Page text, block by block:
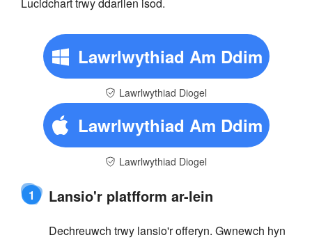
Lawrlwythiad Am Ddim
Lawrlwythiad Diogel
Lawrlwythiad Am Ddim
Lawrlwythiad Diogel
1 Lansio'r platfform ar-lein
Dechreuwch trwy lansio'r offeryn. Gwnewch hyn